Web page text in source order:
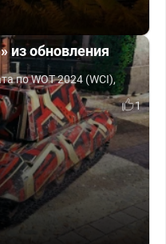
из обновления
по WOT 2024 (WCI),
1